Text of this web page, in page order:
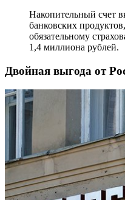
Накопительный счет
банковских
обязательному
1,4 миллиона рублей.
Двойная выгода от